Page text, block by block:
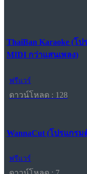
ThaiBan Karaoke (โ
MIDI กว่าแสนเพลง)
ฟรีแวร์
ดาวน์โหลด : 128
WannaCut (โปรแกร
ฟรีแวร์